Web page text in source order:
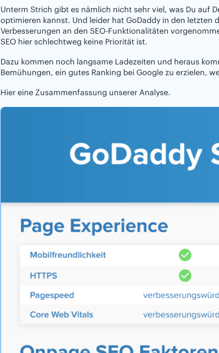
Unterm Strich gibt es nämlich nicht sehr viel, was Du auf
optimieren kannst. Und leider hat GoDaddy in den letzten
Verbesserungen an den SEO-Funktionalitäten
SEO hier schlechtweg keine Priorität ist.
Dazu kommen noch langsame Ladezeiten und heraus
Bemühungen, ein gutes Ranking bei Google zu erzielen,
Hier eine Zusammenfassung unserer Analyse.